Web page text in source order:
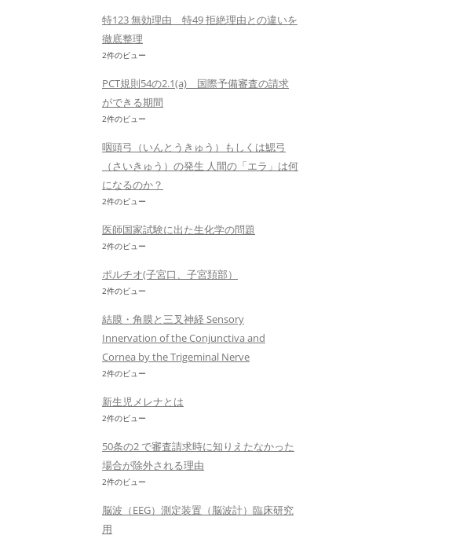
特123 無効理由 特49 拒絶理由との違いを
徹底整理
2件のビュー
PCT規則54の2.1(a) 国際予備審査の請求
ができる期間
2件のビュー
咽頭弓（いんとうきゅう）もしくは鰓弓
（さいきゅう）の発生 人間の「エラ」は何
になるのか？
2件のビュー
医師国家試験に出た生化学の問題
2件のビュー
ポルチオ(子宮口、子宮頚部）
2件のビュー
結膜・角膜と三叉神経 Sensory
Innervation of the Conjunctiva and
Cornea by the Trigeminal Nerve
2件のビュー
新生児メレナとは
2件のビュー
50条の2 で審査請求時に知りえたなかった
場合が除外される理由
2件のビュー
脳波（EEG）測定装置（脳波計）臨床研究
用